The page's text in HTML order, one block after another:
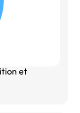
et